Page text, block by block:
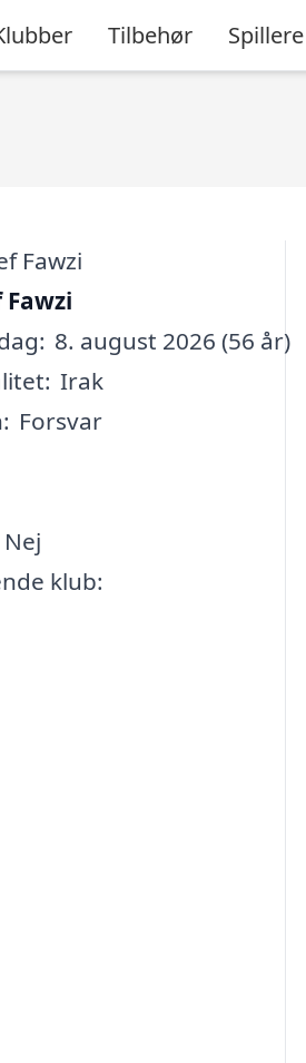
Tilbehør Spillere
Fawzi
8. august 2026 (56 år)
Irak
Forsvar
Nej
klub: